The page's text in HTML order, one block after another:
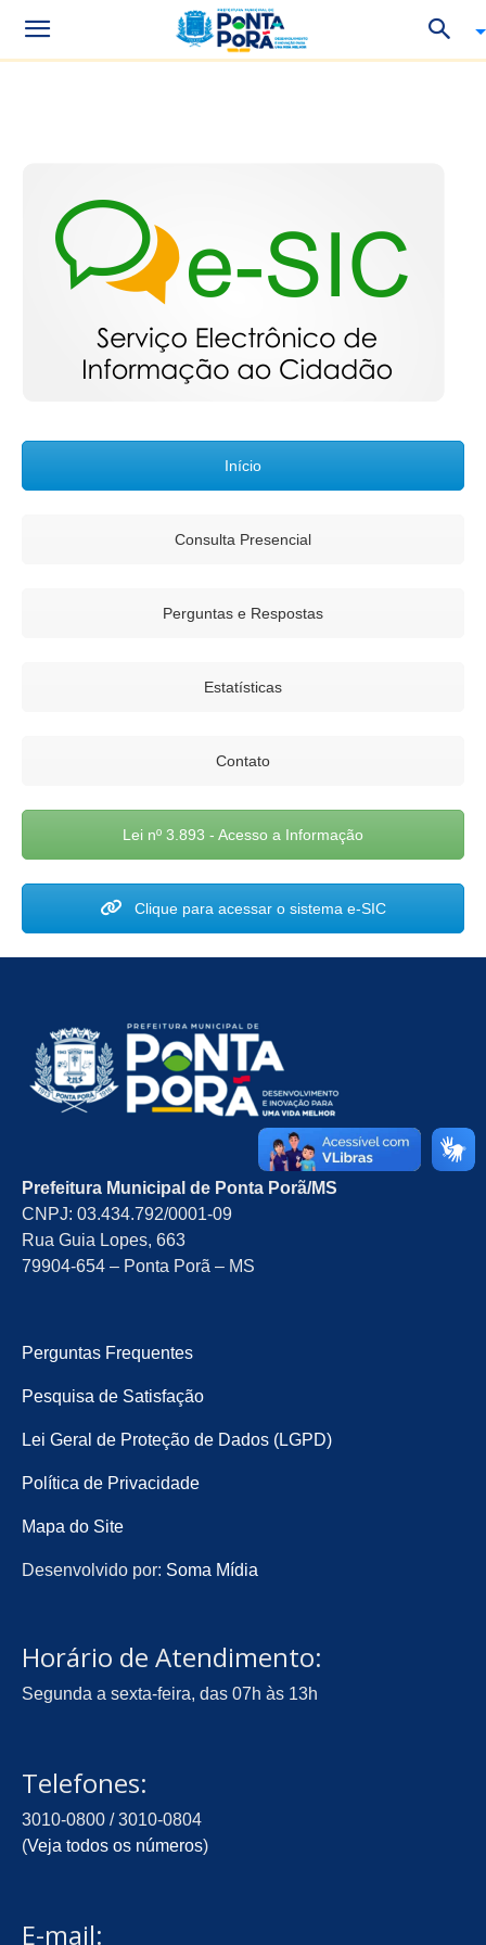
Início
Consulta Presencial
Perguntas e Respostas
Estatísticas
Contato
Lei nº 3.893 - Acesso a Informação
Clique para acessar o sistema e-SIC
Prefeitura Municipal de Ponta Porã/MS
CNPJ: 03.434.792/0001-09
Rua Guia Lopes, 663
79904-654 – Ponta Porã – MS
Perguntas Frequentes
Pesquisa de Satisfação
Lei Geral de Proteção de Dados (LGPD)
Política de Privacidade
Mapa do Site
Desenvolvido por: Soma Mídia
Horário de Atendimento:
Segunda a sexta-feira, das 07h às 13h
Telefones:
3010-0800 / 3010-0804
(Veja todos os números)
E-mail: